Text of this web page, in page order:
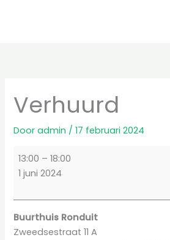
Verhuurd
Dooradmin /17 februari 2024
Verhuurd
13:00 –18:00
1 juni 2024
Buurthuis Ronduit
Zweedsestraat 11 A